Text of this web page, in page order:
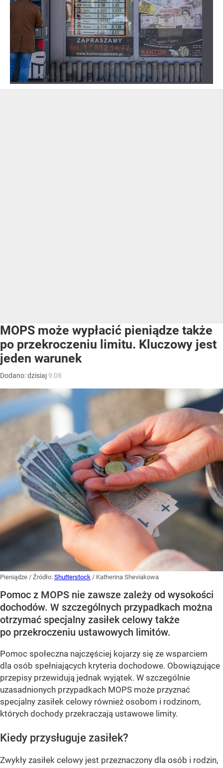
MOPS może wypłacić pieniądze także
po przekroczeniu limitu. Kluczowy jest
jeden warunek
Dodano:dzisiaj9:08
Pieniądze / Źródło: Shutterstock / Katherina Sheviakowa
Pomoc z MOPS nie zawsze zależy od wysokości
dochodów. W szczególnych przypadkach można
otrzymać specjalny zasiłek celowy także
po przekroczeniu ustawowych limitów.
Pomoc społeczna najczęściej kojarzy się ze wsparciem
dla osób spełniających kryteria dochodowe. Obowiązujące
przepisy przewidują jednak wyjątek. W szczególnie
uzasadnionych przypadkach MOPS może przyznać
specjalny zasiłek celowy również osobom i rodzinom,
których dochody przekraczają ustawowe limity.
Kiedy przysługuje zasiłek?
Zwykły zasiłek celowy jest przeznaczony dla osób i rodzin,